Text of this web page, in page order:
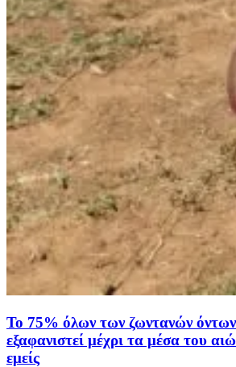
Το 75% όλων των ζωντανών όντων
εξαφανιστεί μέχρι τα μέσα του
εμείς